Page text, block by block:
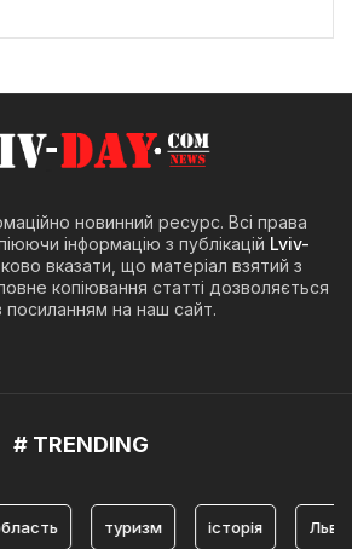
новинний ресурс. Всі права
інформацію з публікацій Lviv-
вказати, що матеріал взятий з
копіювання статті дозволяється
посиланням на наш сайт.
# TRENDING
туризм історія